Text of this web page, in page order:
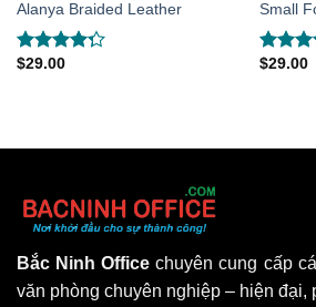
Alanya Braided Leather
Rated
$29.00
Small
Rated
$29.00
Bắc Ninh Office chuyên cung cấp
văn phòng chuyên nghiệp – hiện đại,